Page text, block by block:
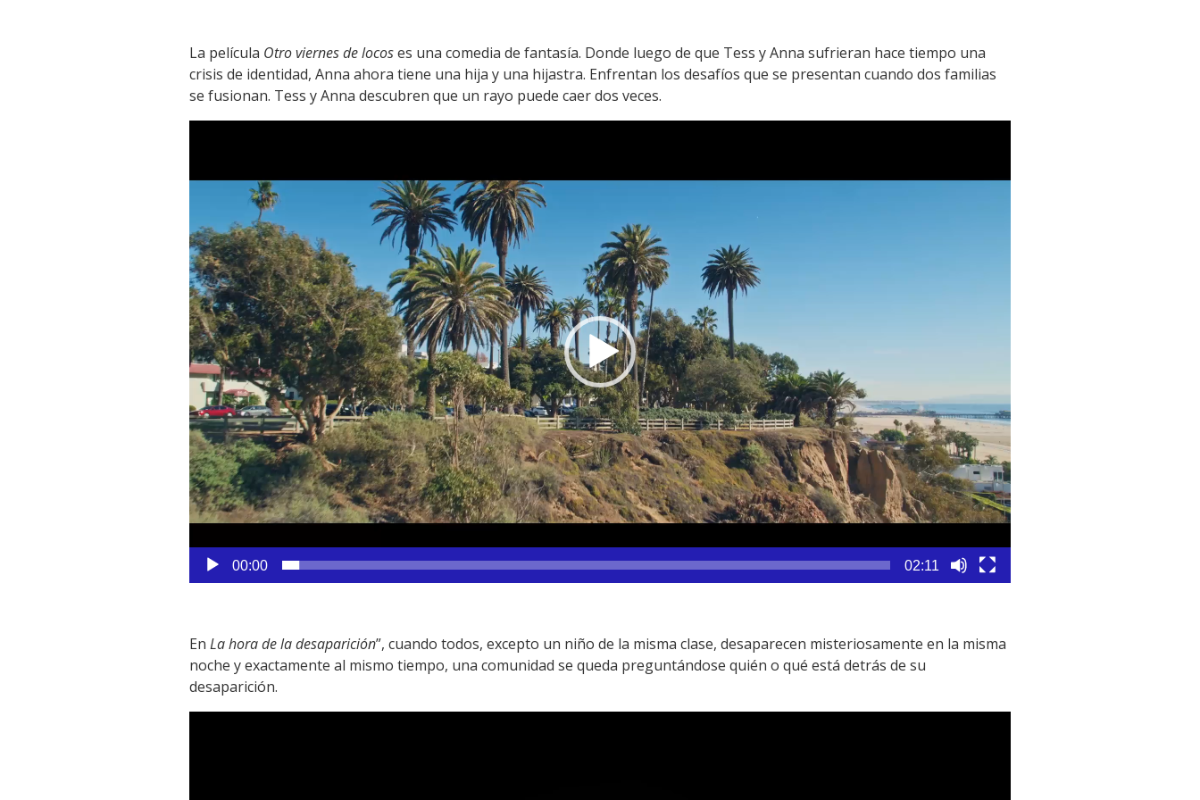
La película Otro viernes de locoses una comedia de fantasía. Donde luego de que Tess y Anna sufrieran hace tiempo una
crisis de identidad, Anna ahora tiene una hija y una hijastra. Enfrentan los desafíos que se presentan cuando dos familias
se fusionan. Tess y Anna descubren que un rayo puede caer dos veces.
00:00 02:11
En La hora de la desaparición”, cuando todos, excepto un niño de la misma clase, desaparecen misteriosamente en la misma
noche y exactamente al mismo tiempo, una comunidad se queda preguntándose quién o qué está detrás de su
desaparición.